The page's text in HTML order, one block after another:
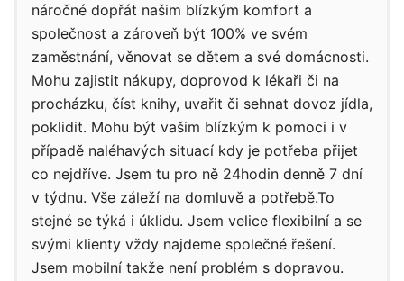
náročné dopřát našim blízkým komfort a
společnost a zároveň být 100% ve svém
zaměstnání, věnovat se dětem a své domácnosti.
Mohu zajistit nákupy, doprovod k lékaři či na
procházku, číst knihy, uvařit či sehnat dovoz jídla,
poklidit. Mohu být vašim blízkým k pomoci i v
případě naléhavých situací kdy je potřeba přijet
co nejdříve. Jsem tu pro ně 24hodin denně 7 dní
v týdnu. Vše záleží na domluvě a potřebě.To
stejné se týká i úklidu. Jsem velice flexibilní a se
svými klienty vždy najdeme společné řešení.
Jsem mobilní takže není problém s dopravou.